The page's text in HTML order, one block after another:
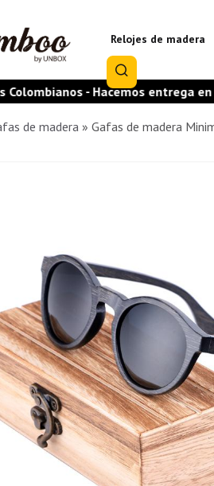
Relojes de madera
de madera » Gafas de madera
- Hacemos entrega en todas